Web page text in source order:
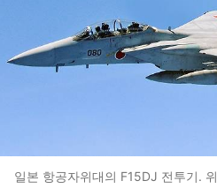
일본 항공자위대의 F15DJ 전투기.